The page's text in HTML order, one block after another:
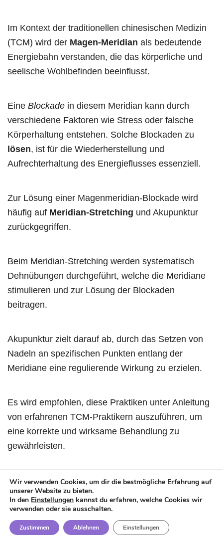
Im Kontext der traditionellen chinesischen Medizin
(TCM) wird der Magen-Meridian als bedeutende
Energiebahn verstanden, die das körperliche und
seelische Wohlbefinden beeinflusst.
Eine Blockade in diesem Meridian kann durch
verschiedene Faktoren wie Stress oder falsche
Körperhaltung entstehen. Solche Blockaden zu
lösen, ist für die Wiederherstellung und
Aufrechterhaltung des Energieflusses essenziell.
Zur Lösung einer Magenmeridian-Blockade wird
häufig auf Meridian-Stretching und Akupunktur
zurückgegriffen.
Beim Meridian-Stretching werden systematisch
Dehnübungen durchgeführt, welche die Meridiane
stimulieren und zur Lösung der Blockaden
beitragen.
Akupunktur zielt darauf ab, durch das Setzen von
Nadeln an spezifischen Punkten entlang der
Meridiane eine regulierende Wirkung zu erzielen.
Es wird empfohlen, diese Praktiken unter Anleitung
von erfahrenen TCM-Praktikern auszuführen, um
eine korrekte und wirksame Behandlung zu
gewährleisten.
Zudem ist die Ergänzung durch einen
ausgewogenen Lebensstil und die Berücksichtigung
seelischer Aspekte von Bedeutung, da diese
ebenfalls den Energiefluss im Magen-Meridian
beeinflussen können.
Wir verwenden Cookies, um dir die bestmögliche Erfahrung auf
unserer Website zu bieten.
In den Einstellungen kannst du erfahren, welche Cookies wir
verwenden oder sie ausschalten.
Zustimmen Ablehnen Einstellungen